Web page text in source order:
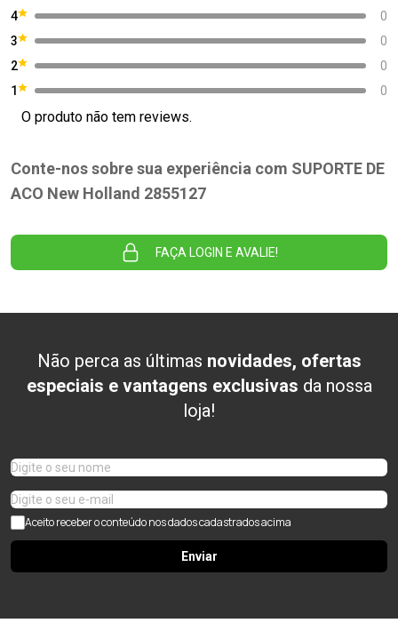
4
0
3
0
2
0
1
0
O produto não tem reviews.
Conte-nos sobre sua experiência com SUPORTE DE
ACO New Holland 2855127
FAÇA LOGIN E AVALIE!
Não perca as últimas novidades, ofertas
especiais e vantagens exclusivas da nossa
loja!
Aceito receber o conteúdo nos dados cadastrados acima
Enviar